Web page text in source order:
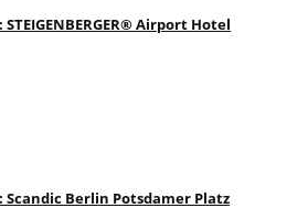
Airport Hotel
Scandic Berlin Potsdamer Platz